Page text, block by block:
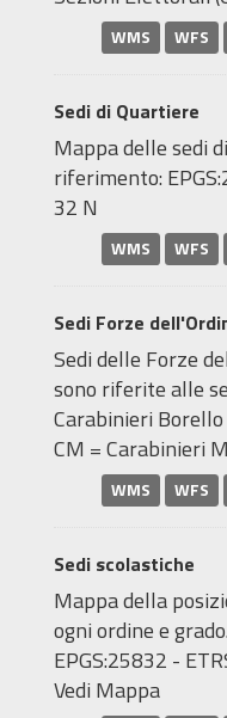
WMS WFS
Sedi di Quartiere
Mappa delle sedi
riferimento:
32 N
WMS WFS
Sedi Forze
Sedi delle Forze
sono riferite alle
Carabinieri
CM = Carabinieri
WMS WFS
Sedi scolastiche
Mappa della
ogni ordine e
EPGS:25832 -
Vedi Mappa